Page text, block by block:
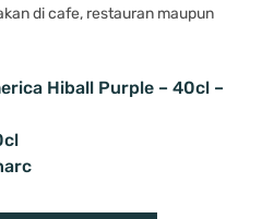
di cafe, restauran maupun
Hiball Purple – 40cl –